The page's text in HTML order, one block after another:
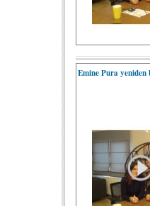
Emine Pura yeniden